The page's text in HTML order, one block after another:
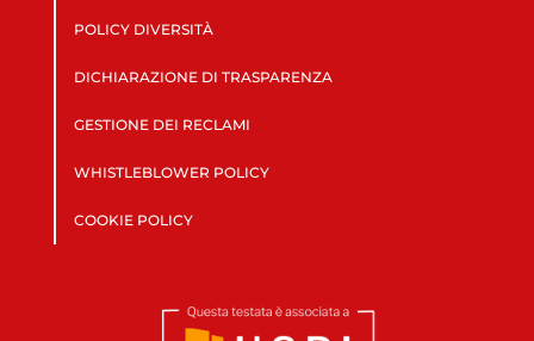
POLICY DIVERSITÀ
DICHIARAZIONE DI TRASPARENZA
GESTIONE DEI RECLAMI
WHISTLEBLOWER POLICY
COOKIE POLICY